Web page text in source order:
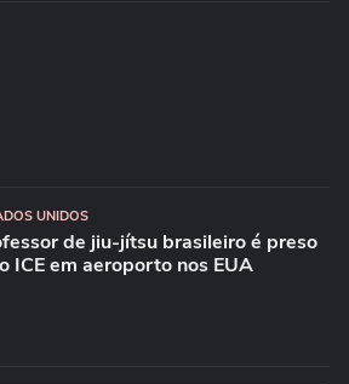
UNIDOS
de jiu-jítsu brasileiro é preso
ICE em aeroporto nos EUA